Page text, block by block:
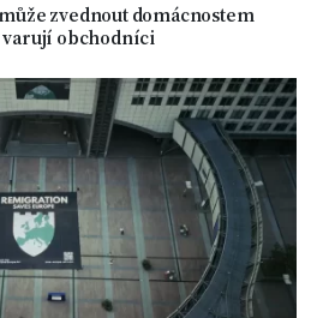
zvednout domácnostem
varují obchodníci